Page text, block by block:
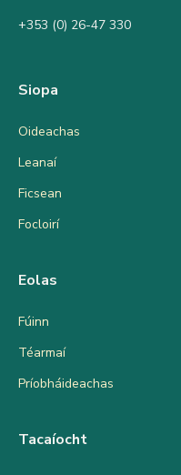
+353 (0) 26-47 330
Siopa
Oideachas
Leanaí
Ficsean
Focloirí
Eolas
Fúinn
Téarmaí
Príobháideachas
Tacaíocht